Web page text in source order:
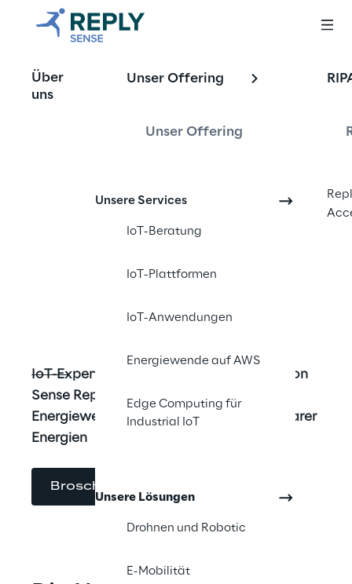
Über
uns
Unser Offering
Unser Offering
Unsere Services
IoT-Beratung
IoT-Plattformen
IoT-Anwendungen
Energiewende auf AWS
Edge Computing für
Industrial IoT
Unsere Lösungen
Drohnen und Robotic
E-Mobilität
Zukunftsweisende
Technologien: Mit
KI und Machine
Erzeugung
erneuerbarer
optimieren
IoT-Expertise und innovative Lösungen von
Sense Reply: Wegbereiter für die
Energiewende und den Ausbau erneuerbarer
Energien
Broschüre herunterladen